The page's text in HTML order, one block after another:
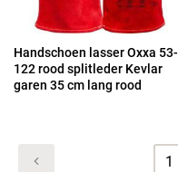
Handschoen lasser Oxxa 53-
122 rood splitleder Kevlar
garen 35 cm lang rood
1